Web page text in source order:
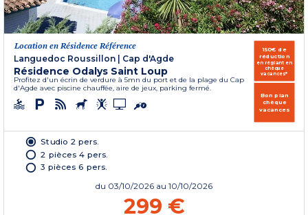
Location en Résidence Référence
Languedoc Roussillon | Cap d'Agde
Résidence Odalys Saint Loup
Profitez d'un écrin de verdure à 5mn du port et de la plage du Cap
d'Agde avec piscine chauffée, aire de jeux, parking fermé.
150€ de
réduction
en réglant en
chèque
vacances*
Bon plan
chèque
vacances
Studio 2 pers.
2 pièces 4 pers.
3 pièces 6 pers.
du 03/10/2026 au 10/10/2026
299 €